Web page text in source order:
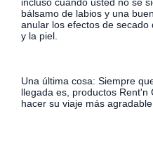
bálsamo de labios y una
anular los efectos de
y la piel.
Una última cosa: Siempre
llegada es, productos Rent'n
hacer su viaje más